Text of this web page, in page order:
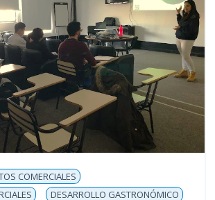
COMERCIALES
DESARROLLO GASTRONÓMICO